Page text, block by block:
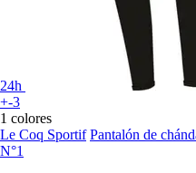
24h
+-3
1 colores
Le Coq Sportif Pantalón de
N°1